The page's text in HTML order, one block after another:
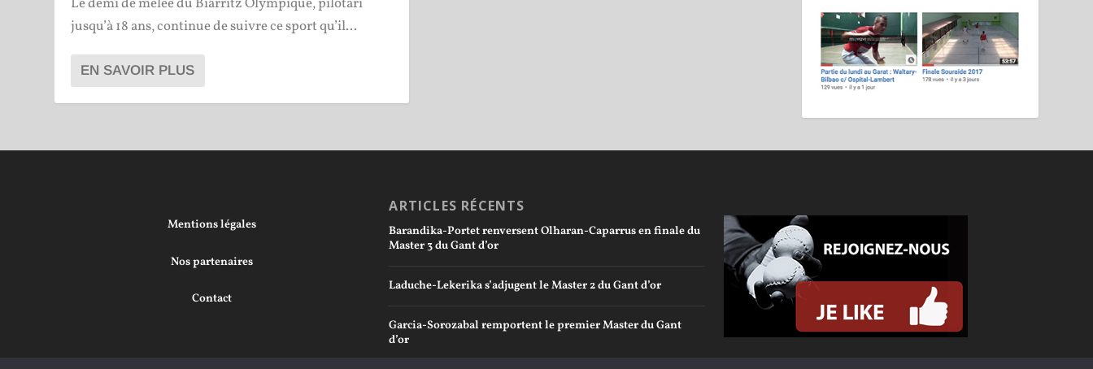
Le demi de mêlée du Biarritz Olympique, pilotari
jusqu’à 18 ans, continue de suivre ce sport qu’il...
EN SAVOIR PLUS
Mentions légales
Nos partenaires
Contact
ARTICLES RÉCENTS
Barandika-Portet renversent Olharan-Caparrus en finale du
Master 3 du Gant d’or
Laduche-Lekerika s’adjugent le Master 2 du Gant d’or
Garcia-Sorozabal remportent le premier Master du Gant
d’or